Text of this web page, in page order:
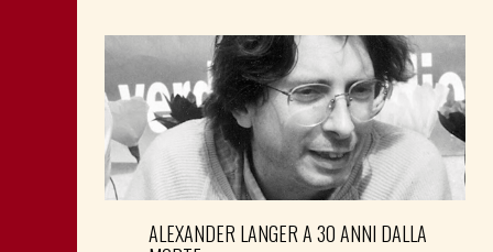
ALEXANDER LANGER A 30 ANNI DALLA